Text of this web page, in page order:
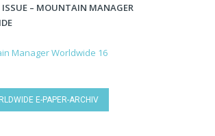
ISSUE – MOUNTAIN MANAGER
E-PAPER-ARCHIV